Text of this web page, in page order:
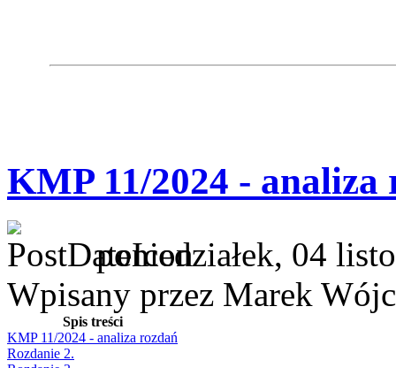
KMP 11/2024 - analiza
poniedziałek, 04
Wpisany przez Marek
Spis treści
KMP 11/2024 - analiza rozdań
Rozdanie 2.